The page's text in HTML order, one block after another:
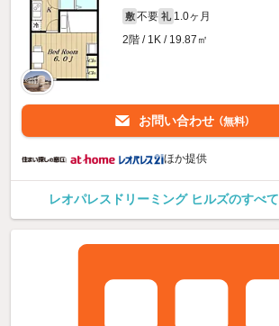
敷 不要 礼 1.0ヶ月
2階 / 1K / 19.87㎡
お問い合わせ （無料）
ほか提供
レオパレスドリーミング ヒルズのすべ